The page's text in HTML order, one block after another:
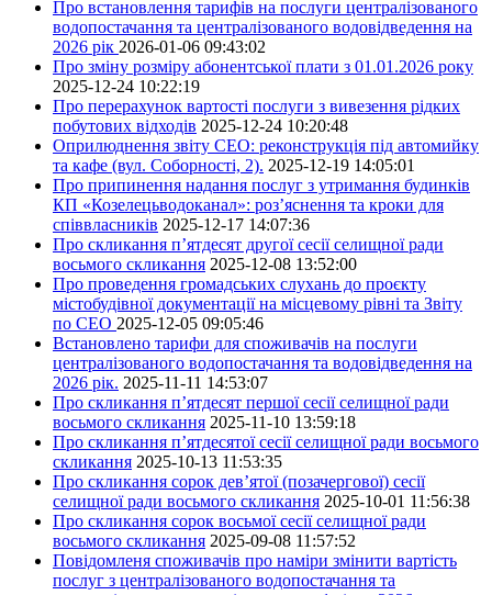
Про встановлення тарифів на послуги централізованого
водопостачання та централізованого водовідведення на
2026 рік 2026-01-06 09:43:02
Про зміну розміру абонентської плати з 01.01.2026 року
2025-12-24 10:22:19
Про перерахунок вартості послуги з вивезення рідких
побутових відходів 2025-12-24 10:20:48
Оприлюднення звіту СЕО: реконструкція під автомийку
та кафе (вул. Соборності, 2). 2025-12-19 14:05:01
Про припинення надання послуг з утримання будинків
КП «Козелецьводоканал»: роз’яснення та кроки для
співвласників 2025-12-17 14:07:36
Про скликання п’ятдесят другої сесії селищної ради
восьмого скликання 2025-12-08 13:52:00
Про проведення громадських слухань до проєкту
містобудівної документації на місцевому рівні та Звіту
по СЕО 2025-12-05 09:05:46
Встановлено тарифи для споживачів на послуги
централізованого водопостачання та водовідведення на
2026 рік. 2025-11-11 14:53:07
Про скликання п’ятдесят першої сесії селищної ради
восьмого скликання 2025-11-10 13:59:18
Про скликання п’ятдесятої сесії селищної ради восьмого
скликання 2025-10-13 11:53:35
Про скликання сорок дев’ятої (позачергової) сесії
селищної ради восьмого скликання 2025-10-01 11:56:38
Про скликання сорок восьмої сесії селищної ради
восьмого скликання 2025-09-08 11:57:52
Повідомленя споживачів про наміри змінити вартість
послуг з централізованого водопостачання та